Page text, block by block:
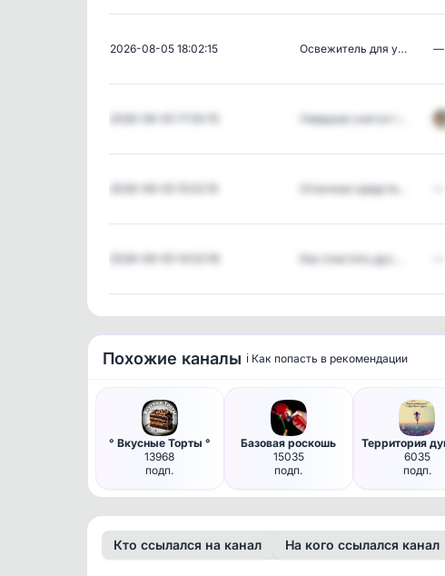
2026-08-05 18:02:15 Освежитель для у… —
Умершие снятся т…
Отличное средств…
Как очистить дух…
Похожие каналы ℹ️ Как попасть в рекомендации
° Вкусные Торты °
13968
подп.
Базовая роскошь
15035
подп.
6035
подп.
Кто ссылался на канал На кого ссылался канал